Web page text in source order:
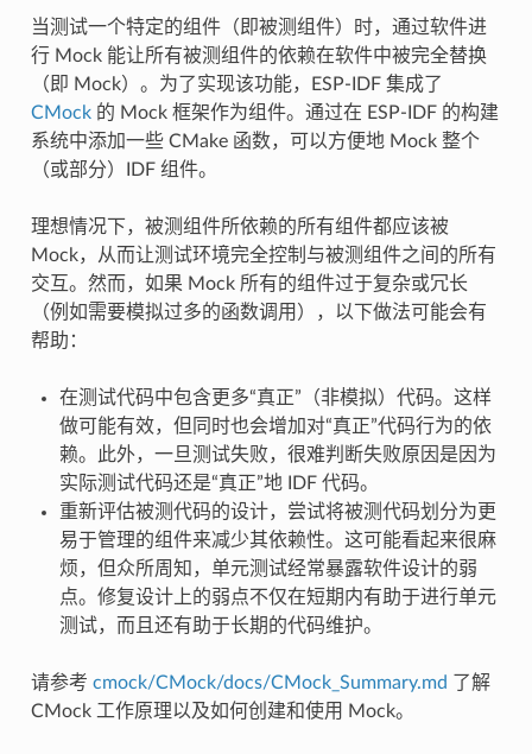
当测试一个特定的组件（即被测组件）时，通过软件进
行 Mock 能让所有被测组件的依赖在软件中被完全替换
（即 Mock）。为了实现该功能，ESP-IDF 集成了
CMock的 Mock 框架作为组件。通过在 ESP-IDF 的构建
系统中添加一些 CMake 函数，可以方便地 Mock 整个
（或部分）IDF 组件。
理想情况下，被测组件所依赖的所有组件都应该被
Mock，从而让测试环境完全控制与被测组件之间的所有
交互。然而，如果 Mock 所有的组件过于复杂或冗长
（例如需要模拟过多的函数调用），以下做法可能会有
帮助：
在测试代码中包含更多“真正”（非模拟）代码。这样
做可能有效，但同时也会增加对“真正”代码行为的依
赖。此外，一旦测试失败，很难判断失败原因是因为
实际测试代码还是“真正”地 IDF 代码。
重新评估被测代码的设计，尝试将被测代码划分为更
易于管理的组件来减少其依赖性。这可能看起来很麻
烦，但众所周知，单元测试经常暴露软件设计的弱
点。修复设计上的弱点不仅在短期内有助于进行单元
测试，而且还有助于长期的代码维护。
请参考 cmock/CMock/docs/CMock_Summary.md
了解
CMock 工作原理以及如何创建和使用 Mock。